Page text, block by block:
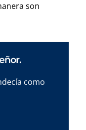
son
como